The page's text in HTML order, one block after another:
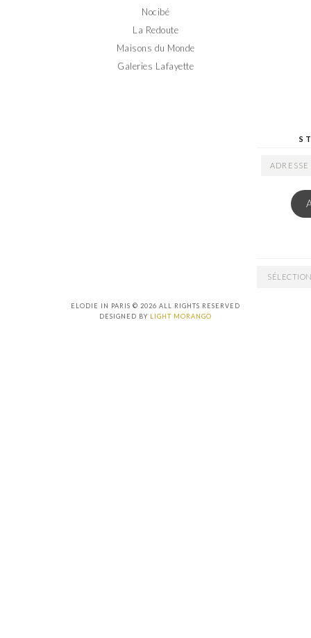
Nocibé
La Redoute
Maisons du Monde
Galeries Lafayette
ADRESSE
ARCHIVES
ELODIE IN PARIS © 2026 ALL RIGHTS RESERVED
DESIGNED BY LIGHT MORANGO